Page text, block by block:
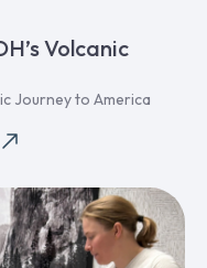
Volcanic
Journey to America